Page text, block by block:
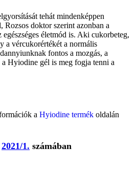
tehát mindenképpen
doktor szerint azonban a
életmód is. Aki cukorbeteg,
a vércukorértékét a normális
fontos a mozgás, a
Hyiodine gél is meg fogja tenni a
a Hyiodine termék oldalán
2021/1. számában